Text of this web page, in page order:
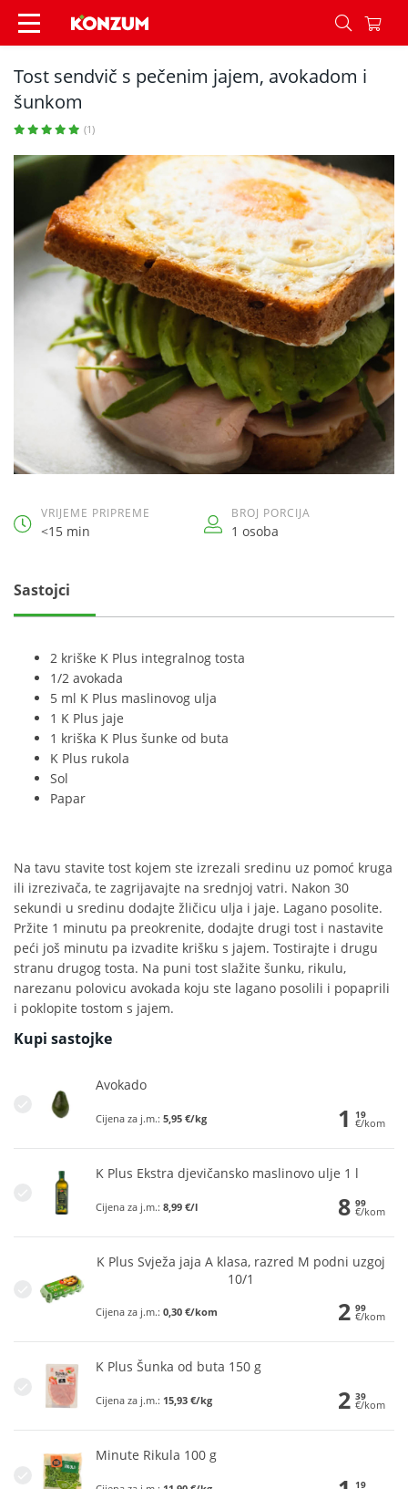
Tost sendvič s pečenim jajem, avokadom i
Tost sendvič s pečenim jajem, avokadom i
šunkom
(1)
VRIJEME PRIPREME
<15 min
BROJ PORCIJA
1 osoba
Sastojci
2 kriške K Plus integralnog tosta
1/2 avokada
5 ml K Plus maslinovog ulja
1 K Plus jaje
1 kriška K Plus šunke od buta
K Plus rukola
Sol
Papar
Na tavu stavite tost kojem ste izrezali sredinu uz pomoć kruga
ili izrezivača, te zagrijavajte na srednjoj vatri. Nakon 30
sekundi u sredinu dodajte žličicu ulja i jaje. Lagano posolite.
Pržite 1 minutu pa preokrenite, dodajte drugi tost i nastavite
peći još minutu pa izvadite krišku s jajem. Tostirajte i drugu
stranu drugog tosta. Na puni tost slažite šunku, rikulu,
narezanu polovicu avokada koju ste lagano posolili i popaprili
i poklopite tostom s jajem.
Kupi sastojke
Avokado
Cijena za j.m.: 5,95 €/kg 1 19
€/kom
K Plus Ekstra djevičansko maslinovo ulje 1 l
Cijena za j.m.: 8,99 €/l 8 99
€/kom
K Plus Svježa jaja A klasa, razred M podni uzgoj
10/1
Cijena za j.m.: 0,30 €/kom 2 99
€/kom
K Plus Šunka od buta 150 g
Cijena za j.m.: 15,93 €/kg 2 39
€/kom
Minute Rikula 100 g
19